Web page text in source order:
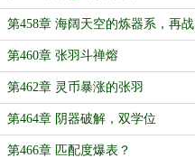
第458章 海阔天空的炼器系，再战
金刚
第460章 张羽斗禅熔
第462章 灵币暴涨的张羽
第464章 阴器破解，双学位
第466章 匹配度爆表？